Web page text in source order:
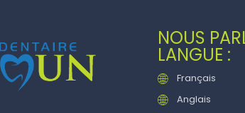
NOUS
LANGUE :
Français
Anglais